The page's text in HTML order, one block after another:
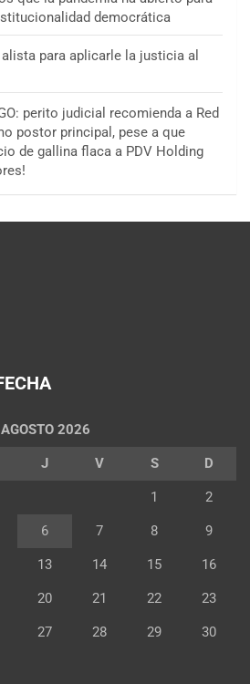
democrática
alista para aplicarle la justicia al
perito judicial recomienda a Red
postor principal, pese a que
de gallina flaca a PDV Holding
AGOSTO 2026
J V S D
1 2
6 7 8 9
13 14 15 16
20 21 22 23
27 28 29 30